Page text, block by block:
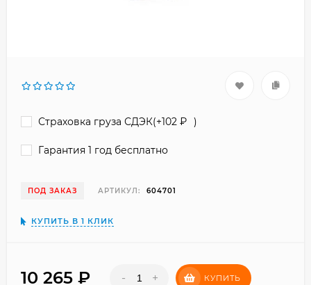
Страховка груза СДЭК(+102 )
Гарантия 1 год бесплатно
ПОД ЗАКАЗ АРТИКУЛ: 604701
КУПИТЬ В 1 КЛИК
10 265 - + КУПИТЬ